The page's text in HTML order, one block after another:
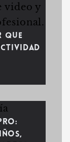
que